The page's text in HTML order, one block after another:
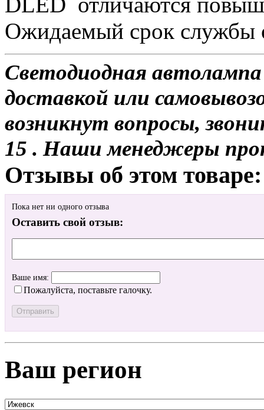
Ожидаемый срок службы
Светодиодная
доставкой или
возникнут вопросы,
15 . Наши менеджеры
Отзывы об этом товаре:
Пока нет ни одного отзыва
Оставить свой отзыв:
Ваше имя:
Пожалуйста, поставьте галочку.
Ваш регион